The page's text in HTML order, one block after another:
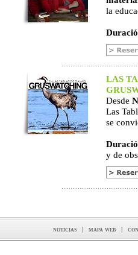
la
LAS
Desde
Las
se
y de
noticias | mapa web |